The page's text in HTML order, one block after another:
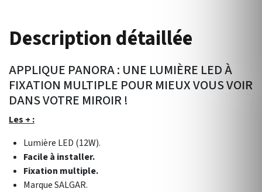
Description détaillée
APPLIQUE PANORA : UNE LUMIÈRE LED À
FIXATION MULTIPLE POUR MIEUX VOUS VOIR
DANS VOTRE MIROIR !
Les + :
Lumière LED (12W).
Facile à installer.
Fixation multiple.
Marque SALGAR.